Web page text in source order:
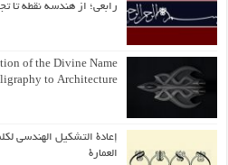
رابعی؛ از هندسه نقطه تا
of the Divine Name
to Architecture
إعادة التشكيل الهندسي
العمارة